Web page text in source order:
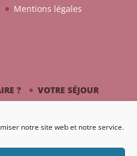
notre site web et notre service.
Mentions légales
?
VOTRE SÉJOUR